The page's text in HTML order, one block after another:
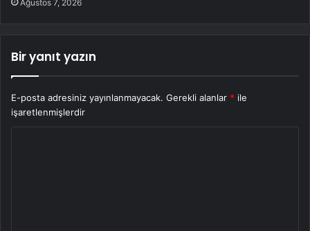
Ağustos 7, 2026
Bir yanıt yazın
E-posta adresiniz yayınlanmayacak. Gerekli alanlar * ile
işaretlenmişlerdir